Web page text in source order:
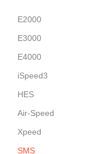
E2000
E3000
E4000
iSpeed3
HES
Air-Speed
Xpeed
SMS